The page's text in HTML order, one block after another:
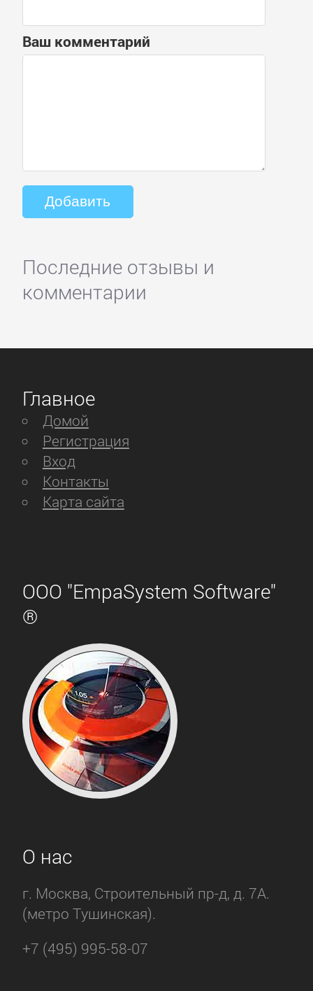
Ваш комментарий
Последние отзывы и
комментарии
Главное
Домой
Регистрация
Вход
Контакты
Карта сайта
ООО "EmpaSystem Software"
®
О нас
г. Москва, Строительный пр-д, д. 7А.
(метро Тушинская).
+7 (495) 995-58-07